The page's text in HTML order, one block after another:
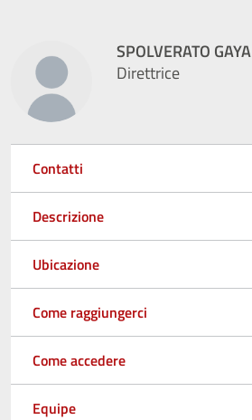
SPOLVERATO GAYA
Direttrice
Contatti
Descrizione
Ubicazione
Come raggiungerci
Come accedere
Equipe